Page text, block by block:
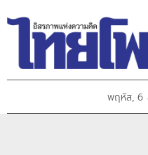
พฤหัส, 6